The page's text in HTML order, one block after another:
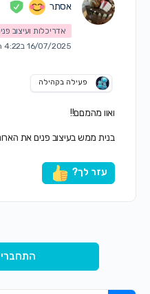
אסתר
אדריכלות ועיצוב
16/07/2025 ב4:22 pm
פעילה בקהילה
ואוו מהמםם!!
בנית ממש בעיצוב פנים את
עזר לך?
התחברי